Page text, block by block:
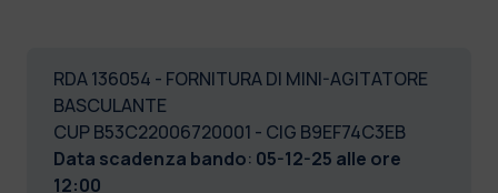
RDA 136054 - FORNITURA DI MINI-AGITATORE
BASCULANTE
CUP B53C22006720001 - CIG B9EF74C3EB
Data scadenza bando: 05-12-25 alle ore
12:00